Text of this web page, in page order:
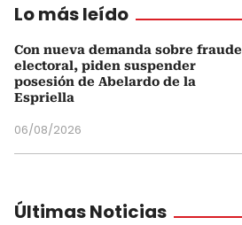
Lo más leído
Con nueva demanda sobre fraude
electoral, piden suspender
posesión de Abelardo de la
Espriella
06/08/2026
Últimas Noticias